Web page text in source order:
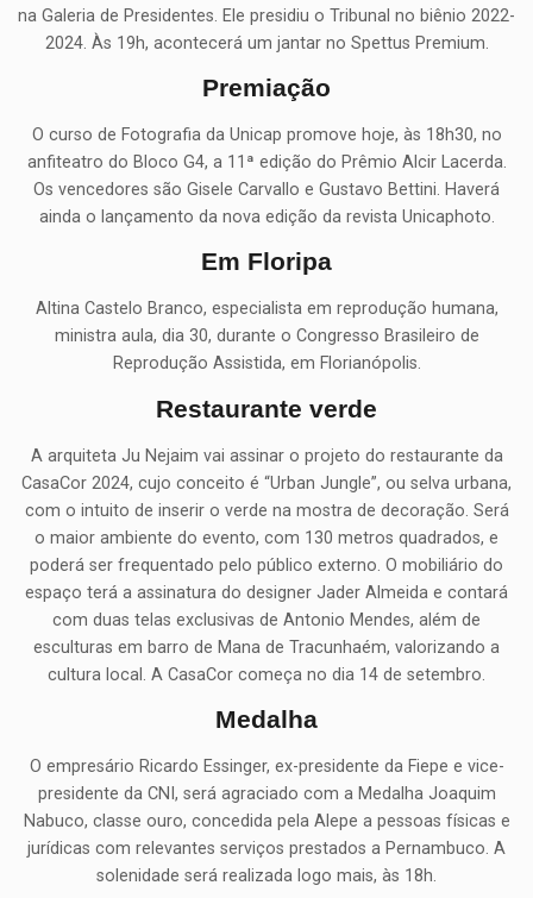
na Galeria de Presidentes. Ele presidiu o Tribunal no biênio 2022-
2024. Às 19h, acontecerá um jantar no Spettus Premium.
Premiação
O curso de Fotografia da Unicap promove hoje, às 18h30, no
anfiteatro do Bloco G4, a 11ª edição do Prêmio Alcir Lacerda.
Os vencedores são Gisele Carvallo e Gustavo Bettini. Haverá
ainda o lançamento da nova edição da revista Unicaphoto.
Em Floripa
Altina Castelo Branco, especialista em reprodução humana,
ministra aula, dia 30, durante o Congresso Brasileiro de
Reprodução Assistida, em Florianópolis.
Restaurante verde
A arquiteta Ju Nejaim vai assinar o projeto do restaurante da
CasaCor 2024, cujo conceito é “Urban Jungle”, ou selva urbana,
com o intuito de inserir o verde na mostra de decoração. Será
o maior ambiente do evento, com 130 metros quadrados, e
poderá ser frequentado pelo público externo. O mobiliário do
espaço terá a assinatura do designer Jader Almeida e contará
com duas telas exclusivas de Antonio Mendes, além de
esculturas em barro de Mana de Tracunhaém, valorizando a
cultura local. A CasaCor começa no dia 14 de setembro.
Medalha
O empresário Ricardo Essinger, ex-presidente da Fiepe e vice-
presidente da CNI, será agraciado com a Medalha Joaquim
Nabuco, classe ouro, concedida pela Alepe a pessoas físicas e
jurídicas com relevantes serviços prestados a Pernambuco. A
solenidade será realizada logo mais, às 18h.